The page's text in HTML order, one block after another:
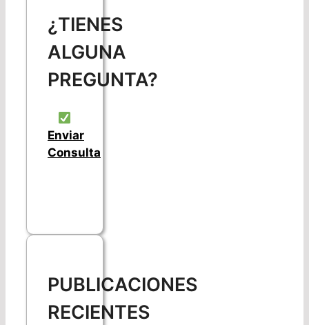
¿TIENES
ALGUNA
PREGUNTA?
Enviar
Consulta
PUBLICACIONES
RECIENTES